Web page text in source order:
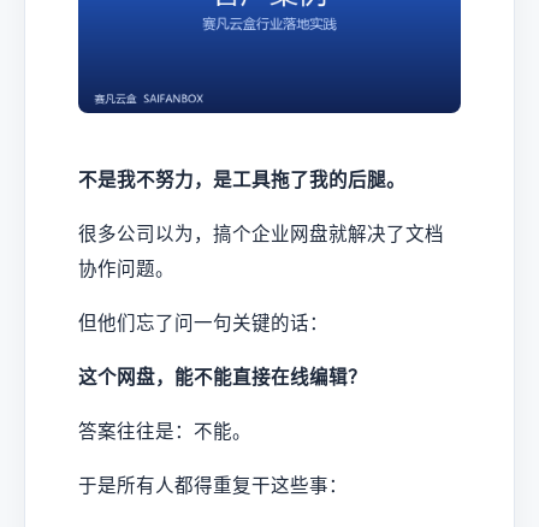
不是我不努力，是工具拖了我的后腿。
很多公司以为，搞个企业网盘就解决了文档
协作问题。
但他们忘了问一句关键的话：
这个网盘，能不能直接在线编辑？
答案往往是：不能。
于是所有人都得重复干这些事：